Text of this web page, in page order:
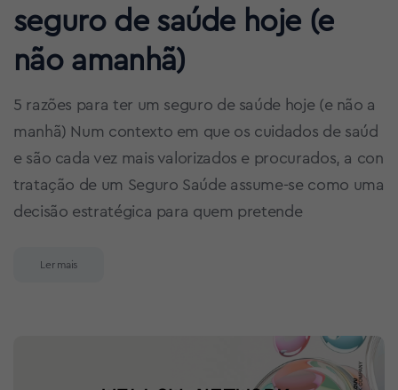
seguro de saúde hoje (e
não amanhã)
5 razões para ter um seguro de saúde hoje (e não a
manhã) Num contexto em que os cuidados de saúd
e são cada vez mais valorizados e procurados, a con
tratação de um Seguro Saúde assume-se como uma
decisão estratégica para quem pretende
Ler mais